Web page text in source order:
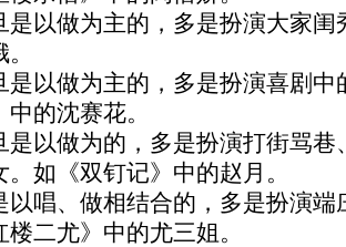
做为主的，多是扮演大家闺
做为主的，多是扮演喜剧中
中的沈赛花。
做为的，多是扮演打街骂巷
如《双钉记》中的赵月。
、做相结合的，多是扮演端
二尤》中的尤三姐。